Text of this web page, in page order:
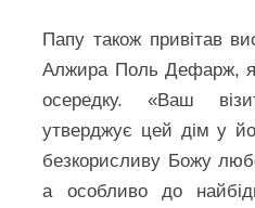
Папу також привітав
Алжира Поль Дефарж,
осередку. «Ваш
утверджує цей дім у
безкорисливу Божу
а особливо до